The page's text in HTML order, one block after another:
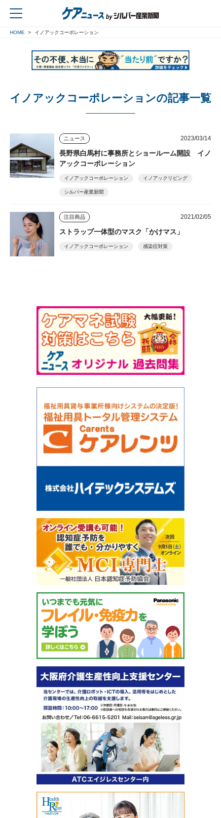
HOME イノアックコーポレーション
イノアックコーポレーションの記事一覧
ニュース 2023/03/14
長野県白馬村に事務所とショールーム開設 イノ
アックコーポレーション
イノアックコーポレーション イノアックリビング
シルバー産業新聞
注目商品 2021/02/05
ストラップ一体型のマスク「かけマス」
イノアックコーポレーション 感染症対策